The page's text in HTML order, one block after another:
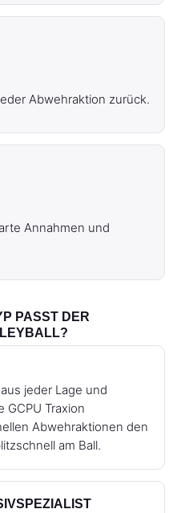
Abwehraktion zurück.
Annahmen und
PASST DER
jeder Lage und
GCPU Traxion
Abwehraktionen den
am Ball.